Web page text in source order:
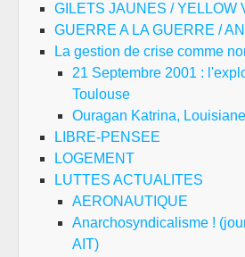
GILETS JAUNES / YELLOW
GUERRE A LA GUERRE /
La gestion de crise comme
21 Septembre 2001 :
Toulouse
Ouragan Katrina,
LIBRE-PENSEE
LOGEMENT
LUTTES ACTUALITES
AERONAUTIQUE
Anarchosyndicalisme !
AIT)